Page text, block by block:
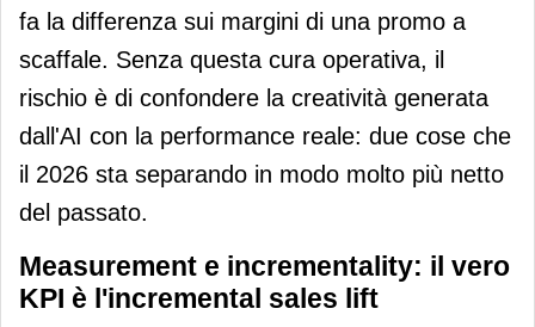
fa la differenza sui margini di una promo a
scaffale. Senza questa cura operativa, il
rischio è di confondere la creatività generata
dall'AI con la performance reale: due cose che
il 2026 sta separando in modo molto più netto
del passato.
Measurement e incrementality: il vero
KPI è l'incremental sales lift